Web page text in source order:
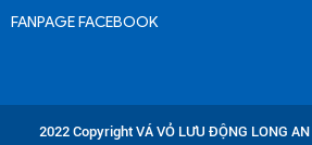
FANPAGE FACEBOOK
2022 Copyright VÁ VỎ LƯU ĐỘNG LONG